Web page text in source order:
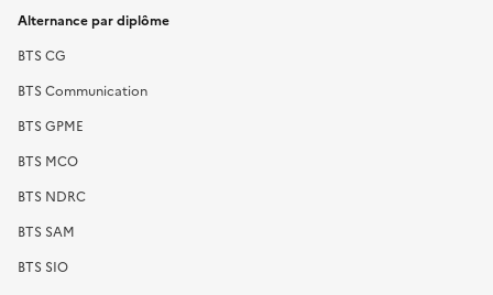
Alternance par diplôme
BTS CG
BTS Communication
BTS GPME
BTS MCO
BTS NDRC
BTS SAM
BTS SIO